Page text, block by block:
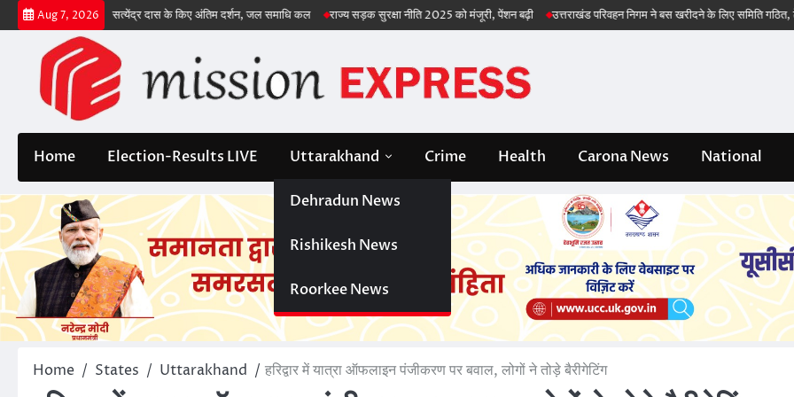
Skip
to
content
Aug 7, 2026
संतों ने आचार्य सत्येंद्र दास के किए अंतिम दर्शन, जल समाधि कल राज्य सड़क सुरक्षा नीति 2025 को मंजूरी, पेंशन बढ़ी उत्तराखंड परिवहन निगम ने बस खरीदने के लिए समिति गठित, टेंडर भी
Home Election-Results LIVE Uttarakhand
Dehradun News
Rishikesh News
Roorkee News
Crime Health Carona News National
Home States Uttarakhand हरिद्वार में यात्रा ऑफलाइन पंजीकरण पर बवाल, लोगों ने तोड़े बैरीगेटिंग